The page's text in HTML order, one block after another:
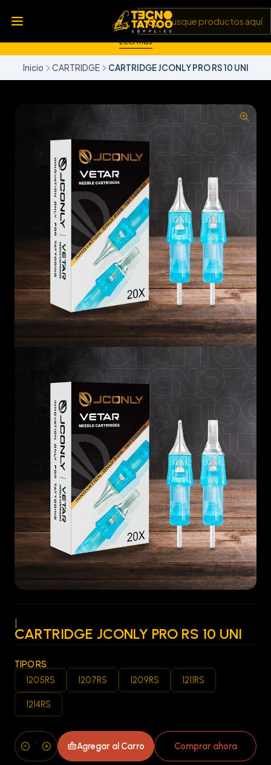
💥 Insumos, máquinas y tecnología de punta 💻 Todo lo que
necesitas para llevar tu arte al siguiente nivel 🎨 Calidad garantizada
Leer más
Inicio CARTRIDGE CARTRIDGE JCONLY PRO RS 10 UNI
CARTRIDGE JCONLY PRO RS 10 UNI
TIPO RS
1205RS 1207RS 1209RS 1211RS
1214RS
Cantidad
Agregar al Carro Comprar ahora